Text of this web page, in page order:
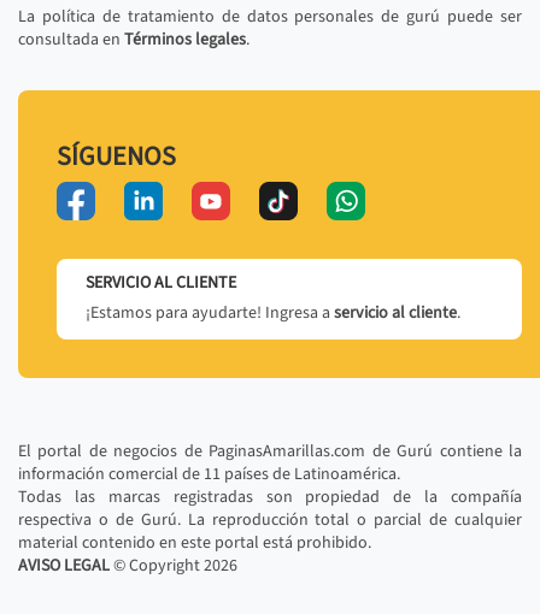
La política de tratamiento de datos personales de gurú puede ser
consultada en Términos legales.
SÍGUENOS
SERVICIO AL CLIENTE
¡Estamos para ayudarte! Ingresa a servicio al cliente.
El portal de negocios de PaginasAmarillas.com de Gurú contiene la
información comercial de 11 países de Latinoamérica.
Todas las marcas registradas son propiedad de la compañía
respectiva o de Gurú. La reproducción total o parcial de cualquier
material contenido en este portal está prohibido.
AVISO LEGAL© Copyright2026